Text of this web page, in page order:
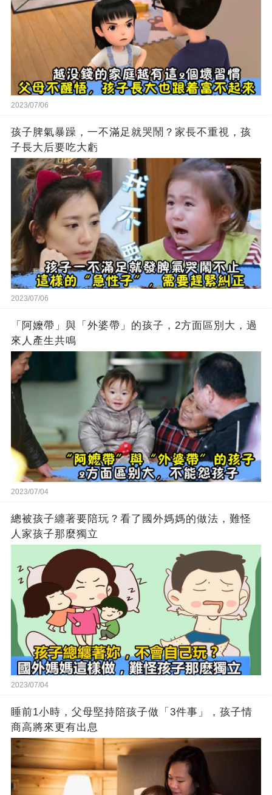
2023/07/06
孩子脾氣暴躁，一不滿足就哭鬧？家長不重視，孩
子長大后要吃大虧
2023/07/06
「阿嬤帶」與「外婆帶」的孩子，2方面區別大，過
來人產生共鳴
2023/07/04
總被孩子纏著要陪玩？看了國外媽媽的做法，難怪
人家孩子那麼獨立
2023/07/04
睡前1小時，父母堅持陪孩子做「3件事」，孩子情
商高將來更有出息